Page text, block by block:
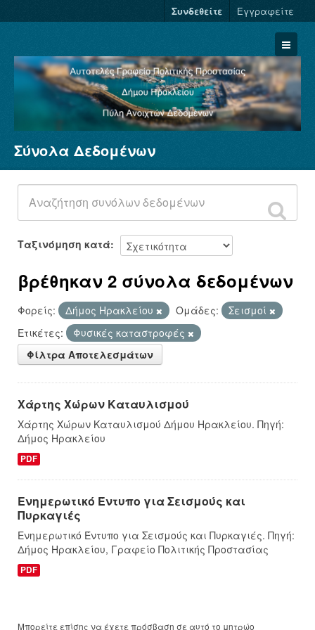
Συνδεθείτε Εγγραφείτε
Σύνολα Δεδομένων
Φορείς
Ομάδες
Σχετικά
Σύνολα Δεδομένων
Ταξινόμηση κατά
βρέθηκαν 2 σύνολα δεδομένων
Φορείς: Δήμος Ηρακλείου Ομάδες:
Σεισμοί
Ετικέτες:
Φυσικές καταστροφές
Φίλτρα Αποτελεσμάτων
Χάρτης Χώρων Καταυλισμού
Χάρτης Χώρων Καταυλισμού Δήμου Ηρακλείου. Πηγή:
Δήμος Ηρακλείου
PDF
Ενημερωτικό Έντυπο για Σεισμούς και
Πυρκαγιές
Ενημερωτικό Έντυπο για Σεισμούς και Πυρκαγιές. Πηγή:
Δήμος Ηρακλείου, Γραφείο Πολιτικής Προστασίας
PDF
Μπορείτε επίσης να έχετε πρόσβαση σε αυτό το μητρώο